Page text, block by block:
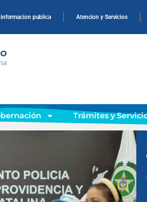
informacion publica Atencion y Servicios
Trámites y